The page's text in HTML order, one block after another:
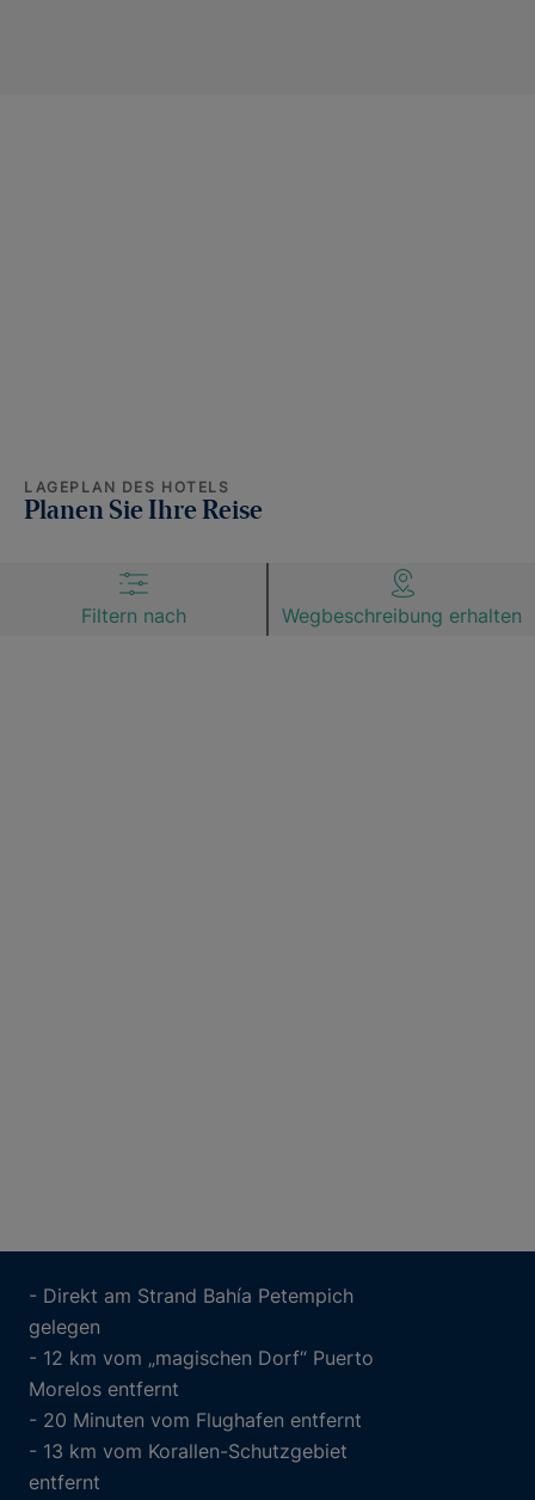
LAGEPLAN DES HOTELS
Planen Sie Ihre Reise
Filtern nach Wegbeschreibung erhalten
- Direkt am Strand Bahía Petempich
gelegen
- 12 km vom „magischen Dorf“ Puerto
Morelos entfernt
- 20 Minuten vom Flughafen entfernt
- 13 km vom Korallen-Schutzgebiet
entfernt